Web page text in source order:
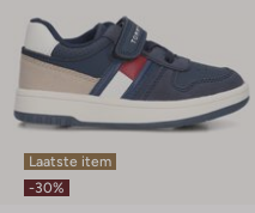
Laatste item
-30%